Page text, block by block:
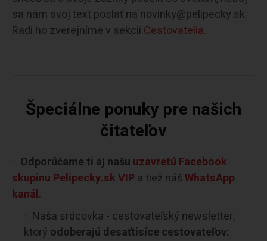
sa nám svoj text poslať na novinky@pelipecky.sk.
Radi ho zverejníme v sekcii Cestovatelia.
Špeciálne ponuky pre našich
čitateľov
Odporúčame ti aj našu uzavretú Facebook
skupinu Pelipecky.sk VIP a tiež nášWhatsApp
kanál.
Naša srdcovka - cestovateľský newsletter,
ktorý odoberajú desaťtisíce cestovateľov: